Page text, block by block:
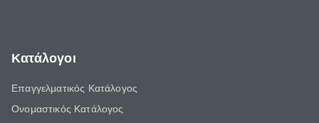
Κατάλογοι
Επαγγελματικός Κατάλογος
Ονομαστικός Κατάλογος